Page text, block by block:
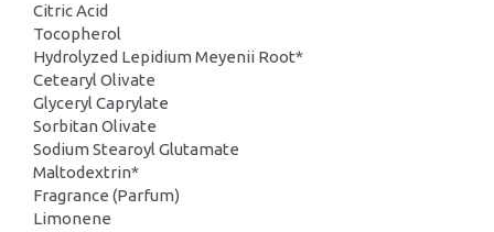
Citric Acid
Tocopherol
Hydrolyzed Lepidium Meyenii Root*
Cetearyl Olivate
Glyceryl Caprylate
Sorbitan Olivate
Sodium Stearoyl Glutamate
Maltodextrin*
Fragrance (Parfum)
Limonene